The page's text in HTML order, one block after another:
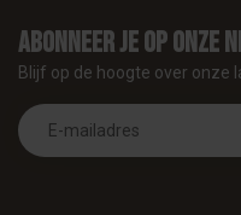
Abonneer je op onze
Blijf op de hoogte over onze